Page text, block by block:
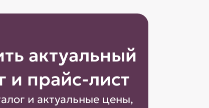
актуальный
и прайс-лист
и актуальные цены,